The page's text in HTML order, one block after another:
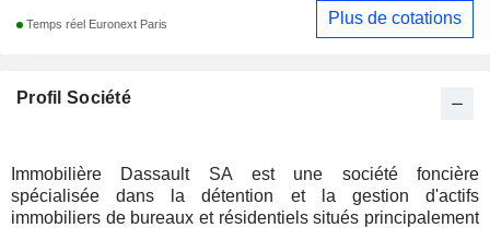
Profil Société
Immobilière Dassault SA est une société foncière
spécialisée dans la détention et la gestion d'actifs
immobiliers de bureaux et résidentiels situés principalement
Temps réel Euronext Paris Plus de cotations